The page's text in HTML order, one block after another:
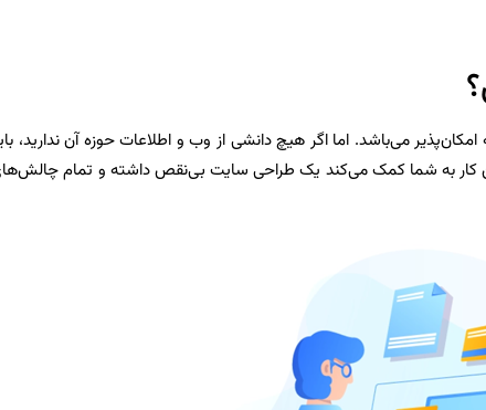
می‌باشد. اما اگر هیچ دانشی از وب و اطلاعات حوزه آن ندارید،
کار به شما کمک می‌کند یک طراحی سایت بی‌نقص داشته و تمام